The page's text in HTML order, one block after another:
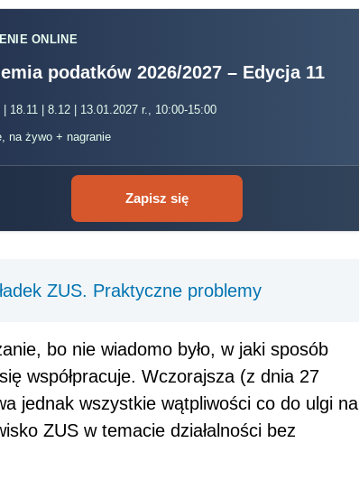
ONLINE
podatków 2026/2027 – Edycja 11
| 18.11 | 8.12 | 13.01.2027 r., 10:00-15:00
na żywo + nagranie
Zapisz się
ZUS. Praktyczne problemy
bo nie wiadomo było, w jaki sposób
współpracuje. Wczorajsza (z dnia 27
jednak wszystkie wątpliwości co do ulgi na
ZUS w temacie działalności bez